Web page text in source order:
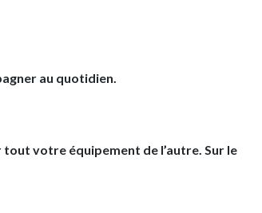
au quotidien.
votre équipement de l’autre. Sur le